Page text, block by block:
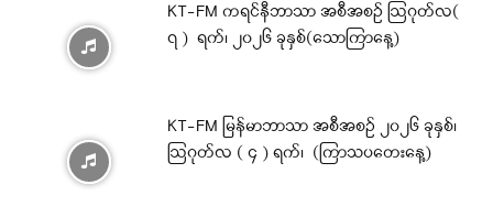
KT-FM ကရင်နီဘာသာ အစီအစဉ် ဩဂုတ်လ(
၇ ) ရက်၊ ၂၀၂၆ ခုနှစ်(သောကြာနေ့)
KT-FM မြန်မာဘာသာ အစီအစဉ် ၂၀၂၆ ခုနှစ်၊
ဩဂုတ်လ ( ၄ ) ရက်၊ (ကြာသပတေးနေ့)